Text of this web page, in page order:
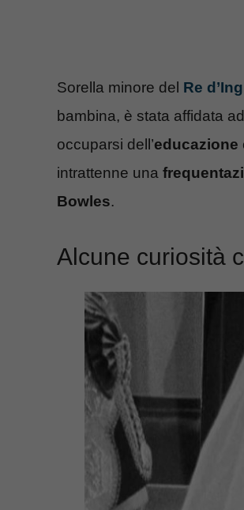
Sorella minore del Re
bambina, è stata affidata
occuparsi dell’educazione
intrattenne una
Bowles.
Alcune curiosità